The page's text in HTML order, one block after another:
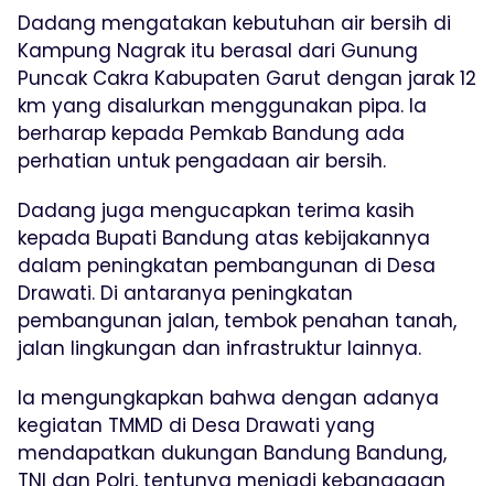
Dadang mengatakan kebutuhan air bersih di
Kampung Nagrak itu berasal dari Gunung
Puncak Cakra Kabupaten Garut dengan jarak 12
km yang disalurkan menggunakan pipa. Ia
berharap kepada Pemkab Bandung ada
perhatian untuk pengadaan air bersih.
Dadang juga mengucapkan terima kasih
kepada Bupati Bandung atas kebijakannya
dalam peningkatan pembangunan di Desa
Drawati. Di antaranya peningkatan
pembangunan jalan, tembok penahan tanah,
jalan lingkungan dan infrastruktur lainnya.
Ia mengungkapkan bahwa dengan adanya
kegiatan TMMD di Desa Drawati yang
mendapatkan dukungan Bandung Bandung,
TNI dan Polri, tentunya menjadi kebanggaan